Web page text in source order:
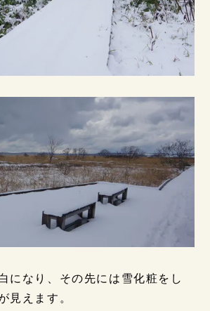
になり、その先には雪化粧をし
見えます。